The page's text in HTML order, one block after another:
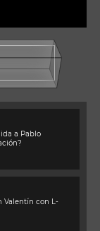
a Pablo
Valentín con L-